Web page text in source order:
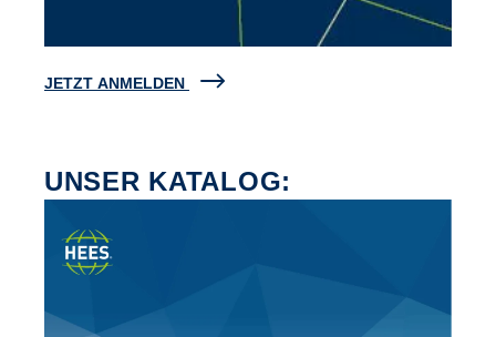
JETZT ANMELDEN
UNSER KATALOG: